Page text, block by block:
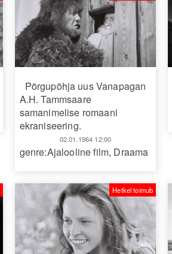
Põrgupõhja uus Vanapagan
A.H. Tammsaare
samanimelise romaani
ekraniseering.
02.01.1964 12:00
genre:Ajalooline film, Draama
Hetkel toimub